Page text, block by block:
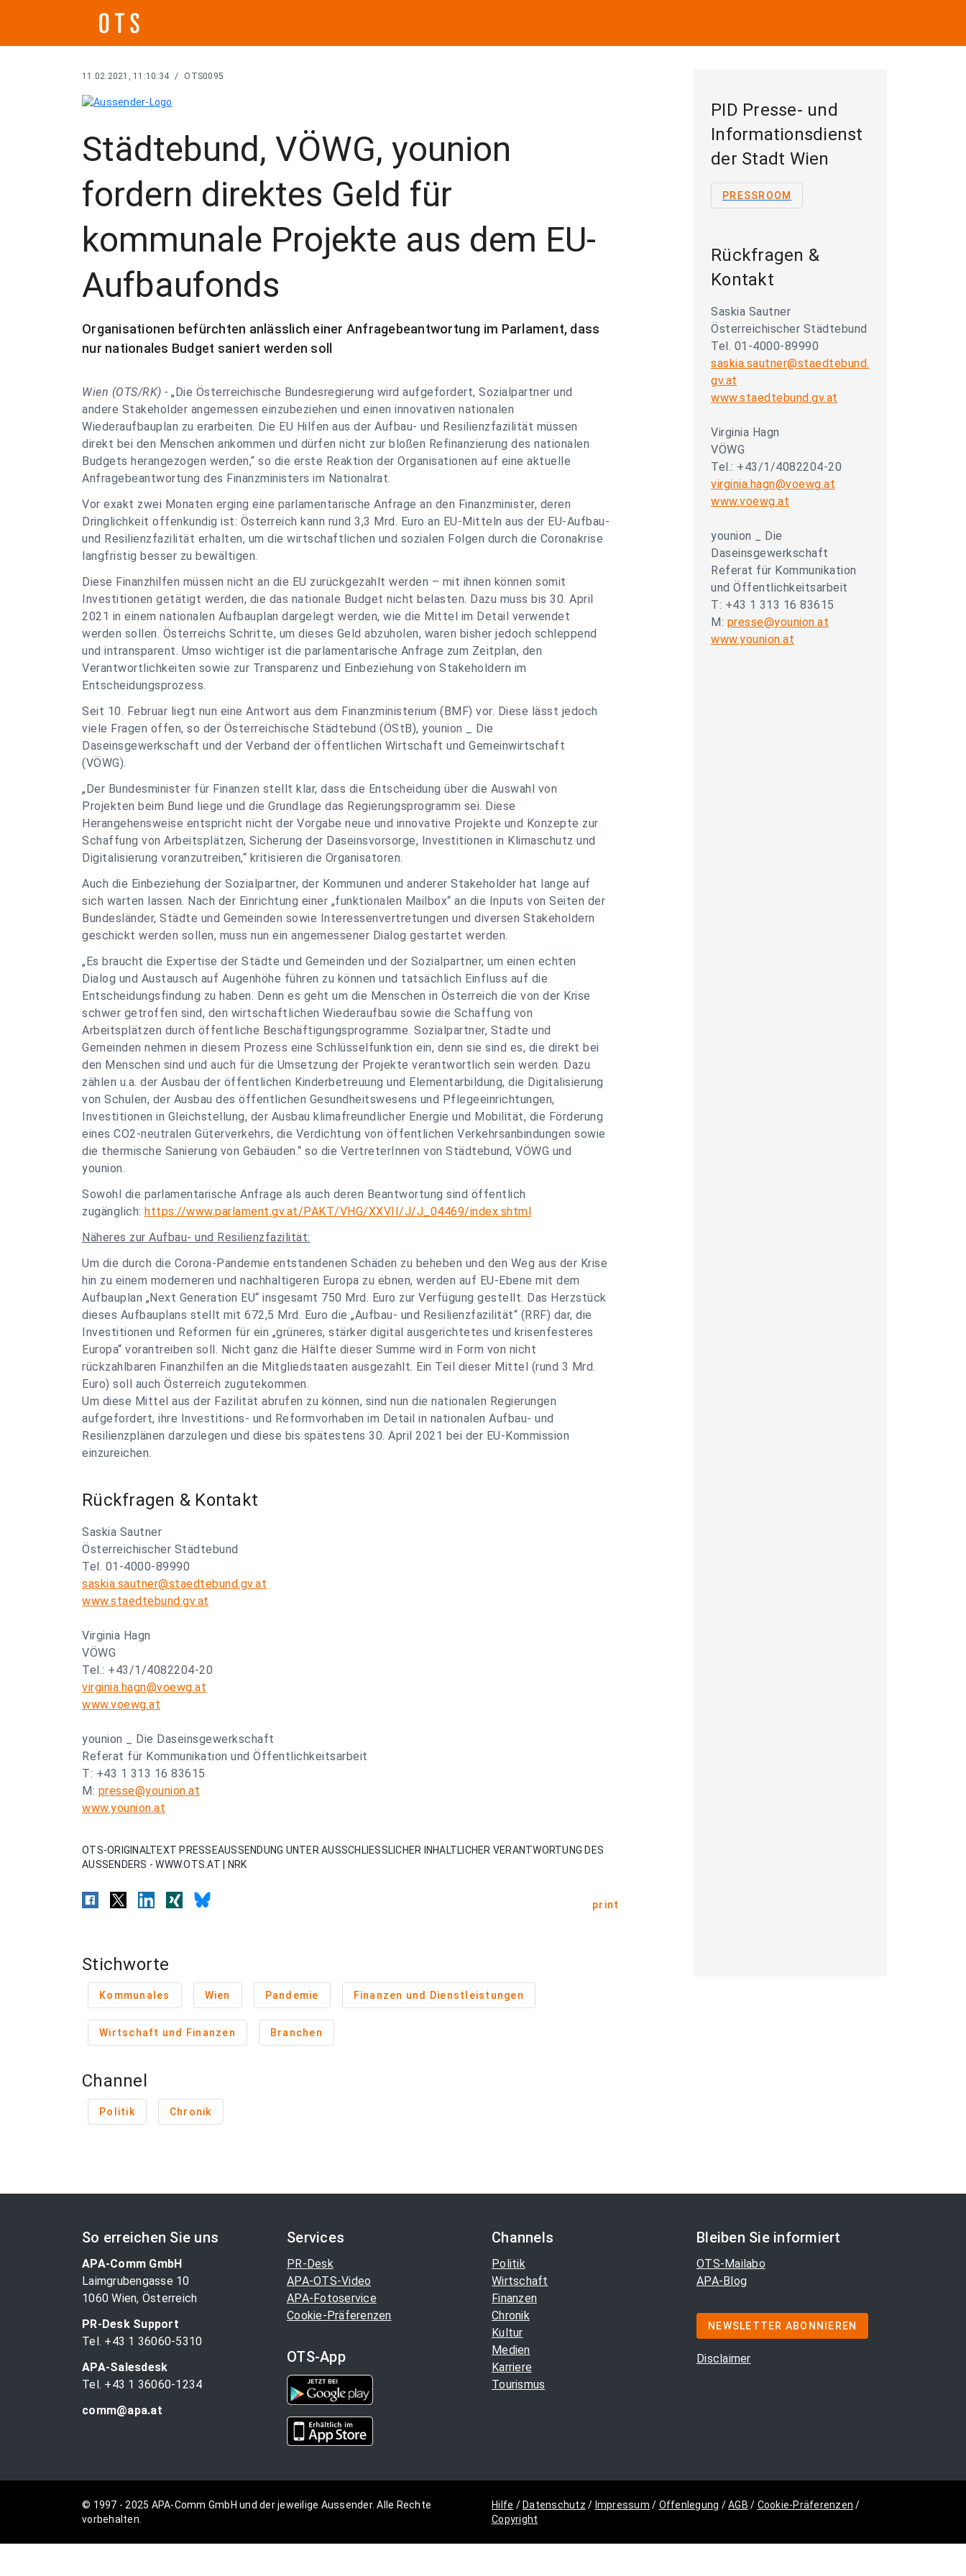
11.02.2021, 11:10:34 / OTS0095
Städtebund, VÖWG, younion
fordern direktes Geld für
kommunale Projekte aus dem EU-
Aufbaufonds
Organisationen befürchten anlässlich einer Anfragebeantwortung im Parlament, dass
nur nationales Budget saniert werden soll
Wien (OTS/RK) - „Die Österreichische Bundesregierung wird aufgefordert, Sozialpartner und
andere Stakeholder angemessen einzubeziehen und einen innovativen nationalen
Wiederaufbauplan zu erarbeiten. Die EU Hilfen aus der Aufbau- und Resilienzfazilität müssen
direkt bei den Menschen ankommen und dürfen nicht zur bloßen Refinanzierung des nationalen
Budgets herangezogen werden,“ so die erste Reaktion der Organisationen auf eine aktuelle
Anfragebeantwortung des Finanzministers im Nationalrat.
Vor exakt zwei Monaten erging eine parlamentarische Anfrage an den Finanzminister, deren
Dringlichkeit offenkundig ist: Österreich kann rund 3,3 Mrd. Euro an EU-Mitteln aus der EU-Aufbau-
und Resilienzfazilität erhalten, um die wirtschaftlichen und sozialen Folgen durch die Coronakrise
langfristig besser zu bewältigen.
Diese Finanzhilfen müssen nicht an die EU zurückgezahlt werden – mit ihnen können somit
Investitionen getätigt werden, die das nationale Budget nicht belasten. Dazu muss bis 30. April
2021 in einem nationalen Aufbauplan dargelegt werden, wie die Mittel im Detail verwendet
werden sollen. Österreichs Schritte, um dieses Geld abzuholen, waren bisher jedoch schleppend
und intransparent. Umso wichtiger ist die parlamentarische Anfrage zum Zeitplan, den
Verantwortlichkeiten sowie zur Transparenz und Einbeziehung von Stakeholdern im
Entscheidungsprozess.
Seit 10. Februar liegt nun eine Antwort aus dem Finanzministerium (BMF) vor. Diese lässt jedoch
viele Fragen offen, so der Österreichische Städtebund (ÖStB), younion _ Die
Daseinsgewerkschaft und der Verband der öffentlichen Wirtschaft und Gemeinwirtschaft
(VÖWG).
„Der Bundesminister für Finanzen stellt klar, dass die Entscheidung über die Auswahl von
Projekten beim Bund liege und die Grundlage das Regierungsprogramm sei. Diese
Herangehensweise entspricht nicht der Vorgabe neue und innovative Projekte und Konzepte zur
Schaffung von Arbeitsplätzen, Sicherung der Daseinsvorsorge, Investitionen in Klimaschutz und
Digitalisierung voranzutreiben,“ kritisieren die Organisatoren.
Auch die Einbeziehung der Sozialpartner, der Kommunen und anderer Stakeholder hat lange auf
sich warten lassen. Nach der Einrichtung einer „funktionalen Mailbox“ an die Inputs von Seiten der
Bundesländer, Städte und Gemeinden sowie Interessenvertretungen und diversen Stakeholdern
geschickt werden sollen, muss nun ein angemessener Dialog gestartet werden.
„Es braucht die Expertise der Städte und Gemeinden und der Sozialpartner, um einen echten
Dialog und Austausch auf Augenhöhe führen zu können und tatsächlich Einfluss auf die
Entscheidungsfindung zu haben. Denn es geht um die Menschen in Österreich die von der Krise
schwer getroffen sind, den wirtschaftlichen Wiederaufbau sowie die Schaffung von
Arbeitsplätzen durch öffentliche Beschäftigungsprogramme. Sozialpartner, Städte und
Gemeinden nehmen in diesem Prozess eine Schlüsselfunktion ein, denn sie sind es, die direkt bei
den Menschen sind und auch für die Umsetzung der Projekte verantwortlich sein werden. Dazu
zählen u.a. der Ausbau der öffentlichen Kinderbetreuung und Elementarbildung, die Digitalisierung
von Schulen, der Ausbau des öffentlichen Gesundheitswesens und Pflegeeinrichtungen,
Investitionen in Gleichstellung, der Ausbau klimafreundlicher Energie und Mobilität, die Förderung
eines CO2-neutralen Güterverkehrs, die Verdichtung von öffentlichen Verkehrsanbindungen sowie
die thermische Sanierung von Gebäuden.“ so die VertreterInnen von Städtebund, VÖWG und
younion.
Sowohl die parlamentarische Anfrage als auch deren Beantwortung sind öffentlich
zugänglich: https://www.parlament.gv.at/PAKT/VHG/XXVII/J/J_04469/index.shtml
Näheres zur Aufbau- und Resilienzfazilität:
Um die durch die Corona-Pandemie entstandenen Schäden zu beheben und den Weg aus der Krise
hin zu einem moderneren und nachhaltigeren Europa zu ebnen, werden auf EU-Ebene mit dem
Aufbauplan „Next Generation EU“ insgesamt 750 Mrd. Euro zur Verfügung gestellt. Das Herzstück
dieses Aufbauplans stellt mit 672,5 Mrd. Euro die „Aufbau- und Resilienzfazilität“ (RRF) dar, die
Investitionen und Reformen für ein „grüneres, stärker digital ausgerichtetes und krisenfesteres
Europa“ vorantreiben soll. Nicht ganz die Hälfte dieser Summe wird in Form von nicht
rückzahlbaren Finanzhilfen an die Mitgliedstaaten ausgezahlt. Ein Teil dieser Mittel (rund 3 Mrd.
Euro) soll auch Österreich zugutekommen.
Um diese Mittel aus der Fazilität abrufen zu können, sind nun die nationalen Regierungen
aufgefordert, ihre Investitions- und Reformvorhaben im Detail in nationalen Aufbau- und
Resilienzplänen darzulegen und diese bis spätestens 30. April 2021 bei der EU-Kommission
einzureichen.
Rückfragen & Kontakt
Saskia Sautner
Österreichischer Städtebund
Tel. 01-4000-89990
saskia.sautner@staedtebund.gv.at
www.staedtebund.gv.at
Virginia Hagn
VÖWG
Tel.: +43/1/4082204-20
virginia.hagn@voewg.at
www.voewg.at
younion _ Die Daseinsgewerkschaft
Referat für Kommunikation und Öffentlichkeitsarbeit
T: +43 1 313 16 83615
M: presse@younion.at
www.younion.at
OTS-ORIGINALTEXT PRESSEAUSSENDUNG UNTER AUSSCHLIESSLICHER INHALTLICHER VERANTWORTUNG DES
AUSSENDERS - WWW.OTS.AT | NRK
print
Stichworte
Kommunales Wien Pandemie Finanzen und Dienstleistungen
Wirtschaft und Finanzen Branchen
Channel
Politik Chronik
PID Presse- und
Informationsdienst
der Stadt Wien
PRESSROOM
Rückfragen &
Kontakt
Saskia Sautner
Österreichischer Städtebund
Tel. 01-4000-89990
saskia.sautner@staedtebund.
gv.at
www.staedtebund.gv.at
Virginia Hagn
VÖWG
Tel.: +43/1/4082204-20
virginia.hagn@voewg.at
www.voewg.at
younion _ Die
Daseinsgewerkschaft
Referat für Kommunikation
und Öffentlichkeitsarbeit
T: +43 1 313 16 83615
M: presse@younion.at
www.younion.at
So erreichen Sie uns
APA-Comm GmbH
Laimgrubengasse 10
1060 Wien, Österreich
PR-Desk Support
Tel. +43 1 36060-5310
APA-Salesdesk
Tel. +43 1 36060-1234
comm@apa.at
Services
PR-Desk
APA-OTS-Video
APA-Fotoservice
Cookie-Präferenzen
OTS-App
Channels
Politik
Wirtschaft
Finanzen
Chronik
Kultur
Medien
Karriere
Tourismus
Bleiben Sie informiert
OTS-Mailabo
APA-Blog
NEWSLETTER ABONNIEREN
Disclaimer
© 1997 - 2025 APA-Comm GmbH und der jeweilige Aussender. Alle Rechte
vorbehalten.
Hilfe / Datenschutz / Impressum / Offenlegung /AGB / Cookie-Präferenzen /
Copyright